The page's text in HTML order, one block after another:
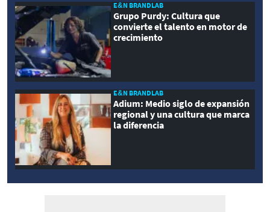
E&N BRANDLAB
Grupo Purdy: Cultura que
convierte el talento en motor de
crecimiento
E&N BRANDLAB
Adium: Medio siglo de expansión
regional y una cultura que marca
la diferencia